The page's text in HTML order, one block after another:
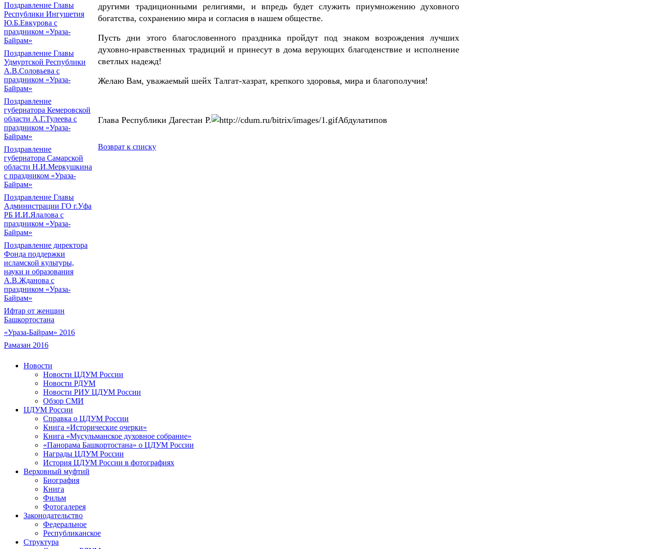
Поздравление Главы
Республики Ингушетия
Ю.Б.Евкурова с
праздником «Ураза-
Байрам»
Поздравление Главы
Удмуртской Республики
А.В.Соловьева с
праздником «Ураза-
Байрам»
Поздравление
губернатора Кемеровской
области А.Г.Тулеева с
праздником «Ураза-
Байрам»
Поздравление
губернатора Самарской
области Н.И.Меркушкина
с праздником «Ураза-
Байрам»
Поздравление Главы
Администрации ГО г.Уфа
РБ И.И.Ялалова с
праздником «Ураза-
Байрам»
Поздравление директора
Фонда поддержки
исламской культуры,
науки и образования
А.В.Жданова с
праздником «Ураза-
Байрам»
Ифтар от женщин
Башкортостана
«Ураза-Байрам» 2016
Рамазан 2016
другими традиционными религиями, и впредь будет служить приумножению духовного
богатства, сохранению мира и согласия в нашем обществе.
Пусть дни этого благословенного праздника пройдут под знаком возрождения лучших
духовно-нравственных традиций и принесут в дома верующих благоденствие и исполнение
светлых надежд!
Желаю Вам, уважаемый шейх Талгат-хазрат, крепкого здоровья, мира и благополучия!
Глава Республики Дагестан Р. Абдулатипов
Возврат к списку
Новости
Новости ЦДУМ России
Новости РДУМ
Новости РИУ ЦДУМ России
Обзор СМИ
ЦДУМ России
Справка о ЦДУМ России
Книга «Исторические очерки»
Книга «Мусульманское духовное собрание»
«Панорама Башкортостана» о ЦДУМ России
Награды ЦДУМ России
История ЦДУМ России в фотографиях
Верховный муфтий
Биография
Книга
Фильм
Фотогалерея
Законодательство
Федеральное
Республиканское
Структура